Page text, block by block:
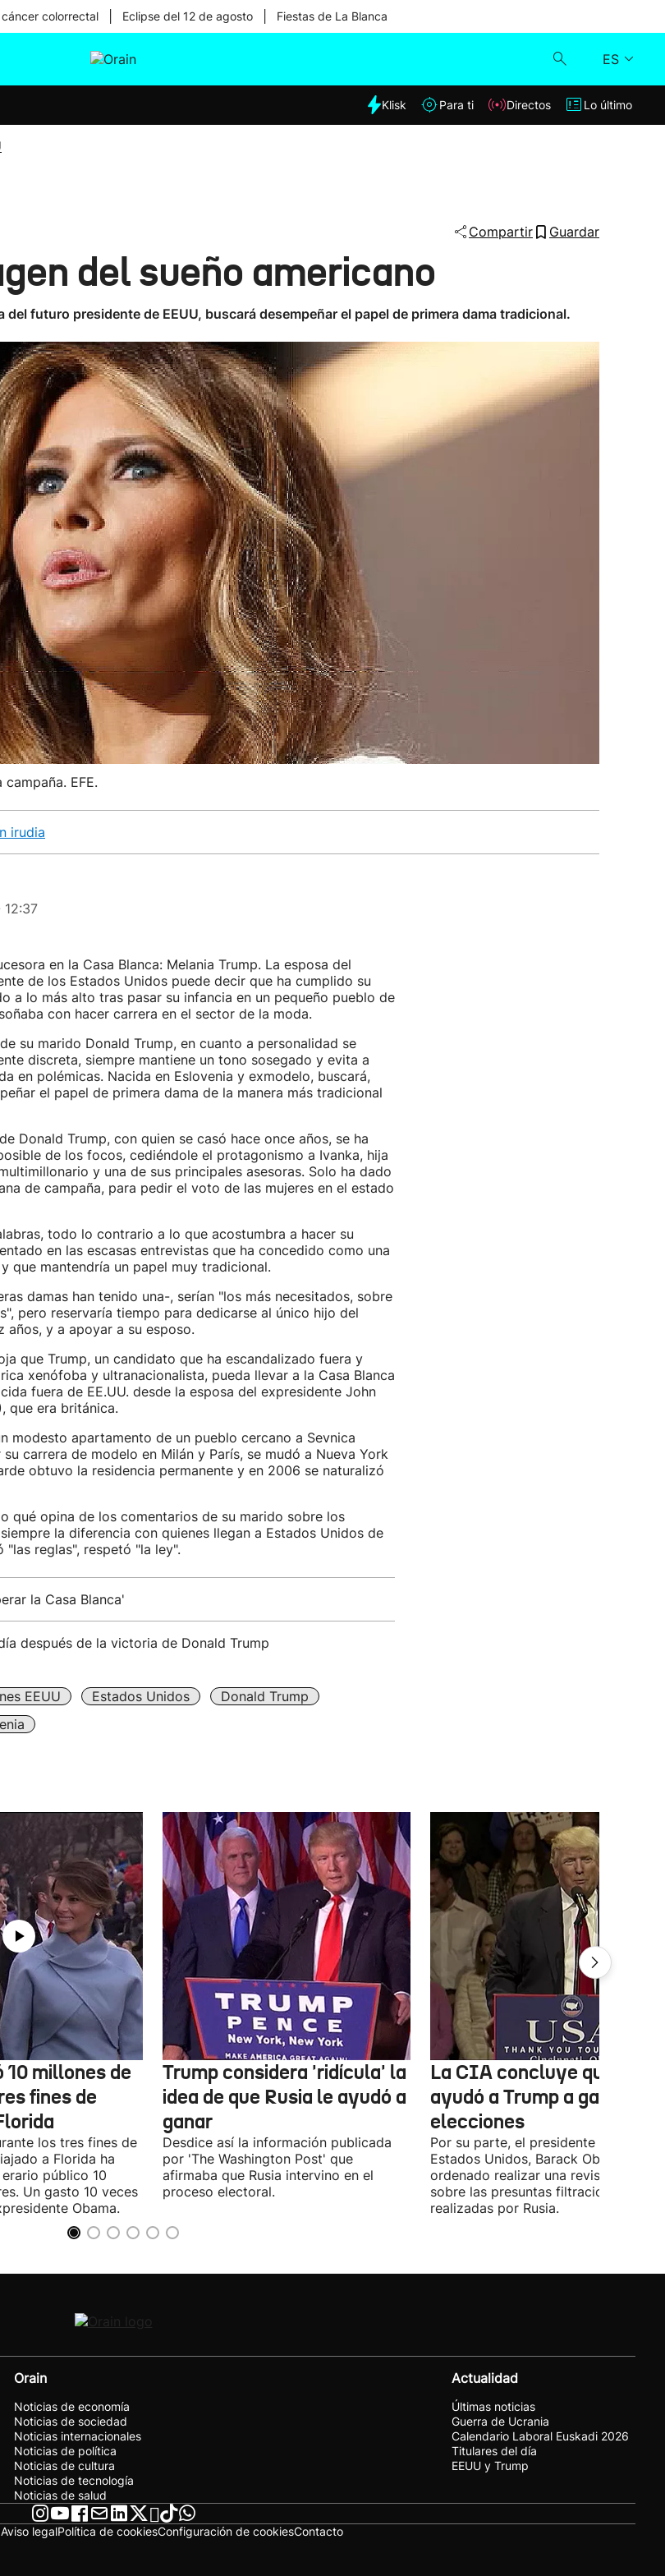
colorrectal Eclipse del 12 de agosto Fiestas de La Blanca
ES
Klisk
Klisk Para ti Directos Lo último
Compartir Guardar
del sueño americano
futuro presidente de EEUU, buscará desempeñar el papel de primera dama tradicional.
EFE.
irudia
12:37
en la Casa Blanca: Melania Trump. La esposa del
de los Estados Unidos puede decir que ha cumplido su
a lo más alto tras pasar su infancia en un pequeño pueblo de
con hacer carrera en el sector de la moda.
su marido Donald Trump, en cuanto a personalidad se
discreta, siempre mantiene un tono sosegado y evita a
en polémicas. Nacida en Eslovenia y exmodelo, buscará,
el papel de primera dama de la manera más tradicional
Donald Trump, con quien se casó hace once años, se ha
de los focos, cediéndole el protagonismo a Ivanka, hija
y una de sus principales asesoras. Solo ha dado
de campaña, para pedir el voto de las mujeres en el estado
todo lo contrario a lo que acostumbra a hacer su
en las escasas entrevistas que ha concedido como una
que mantendría un papel muy tradicional.
damas han tenido una-, serían "los más necesitados, sobre
pero reservaría tiempo para dedicarse al único hijo del
años, y a apoyar a su esposo.
que Trump, un candidato que ha escandalizado fuera y
xenófoba y ultranacionalista, pueda llevar a la Casa Blanca
fuera de EE.UU. desde la esposa del expresidente John
que era británica.
modesto apartamento de un pueblo cercano a Sevnica
carrera de modelo en Milán y París, se mudó a Nueva York
obtuvo la residencia permanente y en 2006 se naturalizó
qué opina de los comentarios de su marido sobre los
la diferencia con quienes llegan a Estados Unidos de
"las reglas", respetó "la ley".
la Casa Blanca'
después de la victoria de Donald Trump
EEUU Estados Unidos
Donald Trump
10 millones de
fines de
los tres fines de
a Florida ha
público 10
Un gasto 10 veces
Obama.
Trump considera 'ridícula' la
idea de que Rusia le ayudó a
ganar
Desdice así la información publicada
por 'The Washington Post' que
afirmaba que Rusia intervino en el
proceso electoral.
La CIA concluye que
ayudó a Trump a ganar las
elecciones
Por su parte, el presidente saliente
Estados Unidos, Barack Obama, ha
ordenado realizar una revisión
sobre las presuntas filtraciones
realizadas por Rusia.
Orain
Noticias de economía
Noticias de sociedad
Noticias internacionales
Noticias de política
Noticias de cultura
Noticias de tecnología
Noticias de salud
Actualidad
Últimas noticias
Guerra de Ucrania
Calendario Laboral Euskadi 2026
Titulares del día
EEUU y Trump
Aviso legalPolítica de cookiesConfiguración de cookiesContacto